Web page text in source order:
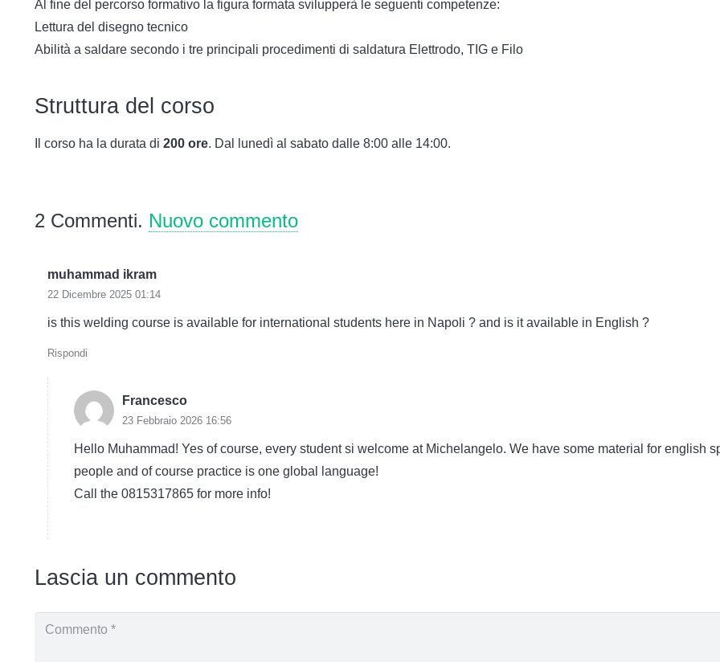
Al fine del percorso formativo la figura formata svilupperà le seguenti competenze:
Lettura del disegno tecnico
Abilità a saldare secondo i tre principali procedimenti di saldatura Elettrodo, TIG e Filo
Struttura del corso
Il corso ha la durata di 200 ore. Dal lunedì al sabato dalle 8:00 alle 14:00.
2 Commenti. Nuovo commento
muhammad ikram
22 Dicembre 2025 01:14
is this welding course is available for international students here in Napoli ? and is it available in English ?
Rispondi
Francesco
23 Febbraio 2026 16:56
Hello Muhammad! Yes of course, every student si welcome at Michelangelo. We have some material for english
people and of course practice is one global language!
Call the 0815317865 for more info!
Lascia un commento